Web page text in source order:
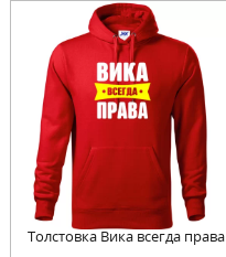
Толстовка Вика всегда права